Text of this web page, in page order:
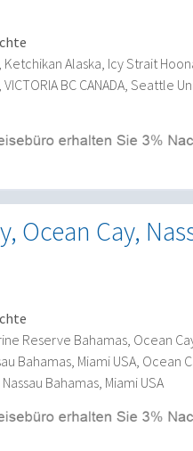
Alaska, Icy Strait
BC CANADA, Seattle
Ocean Cay,
Reserve Bahamas, Ocean
Bahamas, Miami USA, Ocean
Bahamas, Miami USA